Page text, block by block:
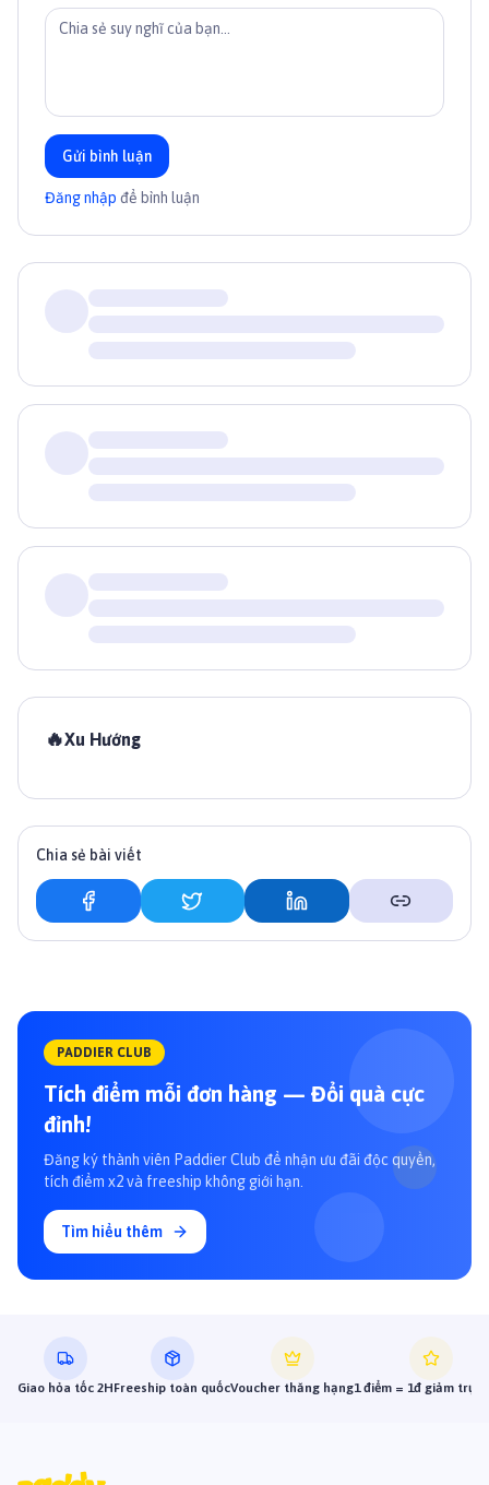
Gửi bình luận
Đăng nhập để bình luận
🔥Xu Hướng
Chia sẻ bài viết
PADDIER CLUB
Tích điểm mỗi đơn hàng — Đổi quà cực
đỉnh!
Đăng ký thành viên Paddier Club để nhận ưu đãi độc quyền,
tích điểm x2 và freeship không giới hạn.
Tìm hiểu thêm
Giao hỏa tốc 2HFreeship toàn quốcVoucher thăng hạng1 điểm = 1đ giảm trực